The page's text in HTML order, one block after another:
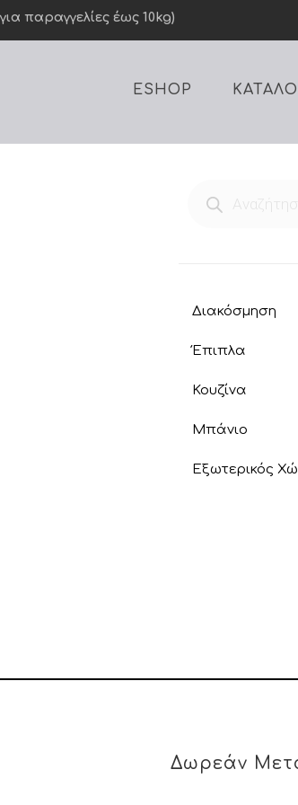
παραγγελίες έως 10kg)
ESHOP
search
Διακόσμηση
Έπιπλα
Κουζίνα
Μπάνιο
Εξωτερικός
Δωρεάν